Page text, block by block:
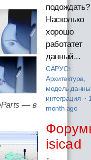
— в
подождать?
Насколько
хорошо
работатет
данный...
САРУС+:
Архитектура,
модель
интеграция ·
month ago
isicad